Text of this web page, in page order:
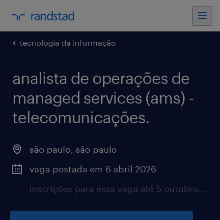
tecnologia da informação
analista de operações de
managed services (ams) -
telecomunicações.
são paulo, são paulo
vaga postada em 6 abril 2026
inscrições para essa vaga até 5 outubro 2026